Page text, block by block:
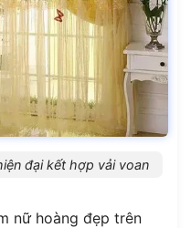
đại kết hợp vải voan
nữ hoàng đẹp trên